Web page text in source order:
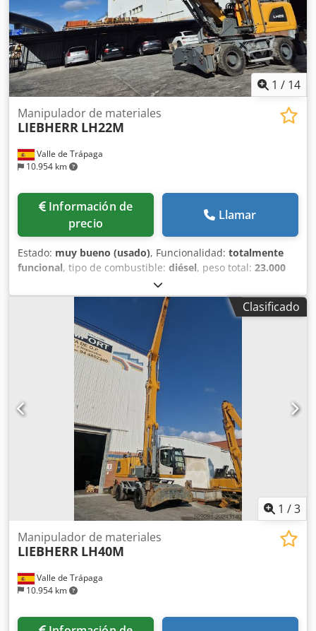
reacondicionada, 0 horas Diversos ganchos disponibles
bajo consulta
1 / 14
Valle de Trápaga
10.954 km
Manipulador de materiales
LIEBHERR LH22M
Información de
precio
Llamar
Estado: muy bueno (usado), Funcionalidad: totalmente
funcional, tipo de combustible: diésel, peso total: 23.000
, horas de funcionamiento:
9.563 h, LIEBHERR LH22M. AÑO: 2019.HORAS: 9563.
CABINA HIDRAULICA. CUATRO GATOS. RUEDAS MACIZAS.
PLUMA INDUSTRIAL 5 METROS. BALANCIN INDUSTRIAL 4
METROS CON BOTELLA PARA IMPLEMENTOS. CON PINZA
PARA ESCOLLERA. CERTIFICADO CE. EXCELENTE ESTADO
Dcodpeyh N Tfefx Acyok
Clasificado
1 /3
Valle de Trápaga
10.954 km
Manipulador de materiales
LIEBHERR LH40M